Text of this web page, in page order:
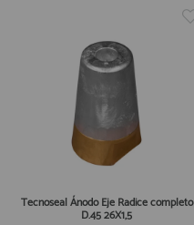
Tecnoseal Ánodo Eje Radice completo
D.45 26X1,5